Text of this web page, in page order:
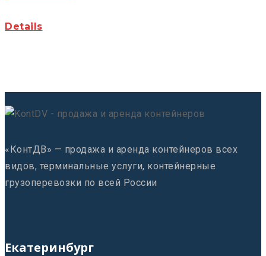
Details
«КонтДВ» — продажа и аренда контейнеров всех
видов, терминальные услуги, контейнерные
грузоперевозки по всей России
Екатеринбург